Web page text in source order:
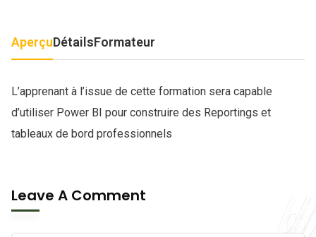
AperçuDétailsFormateur
L’apprenant à l’issue de cette formation sera capable
d’utiliser Power BI pour construire des Reportings et
tableaux de bord professionnels
Leave A Comment